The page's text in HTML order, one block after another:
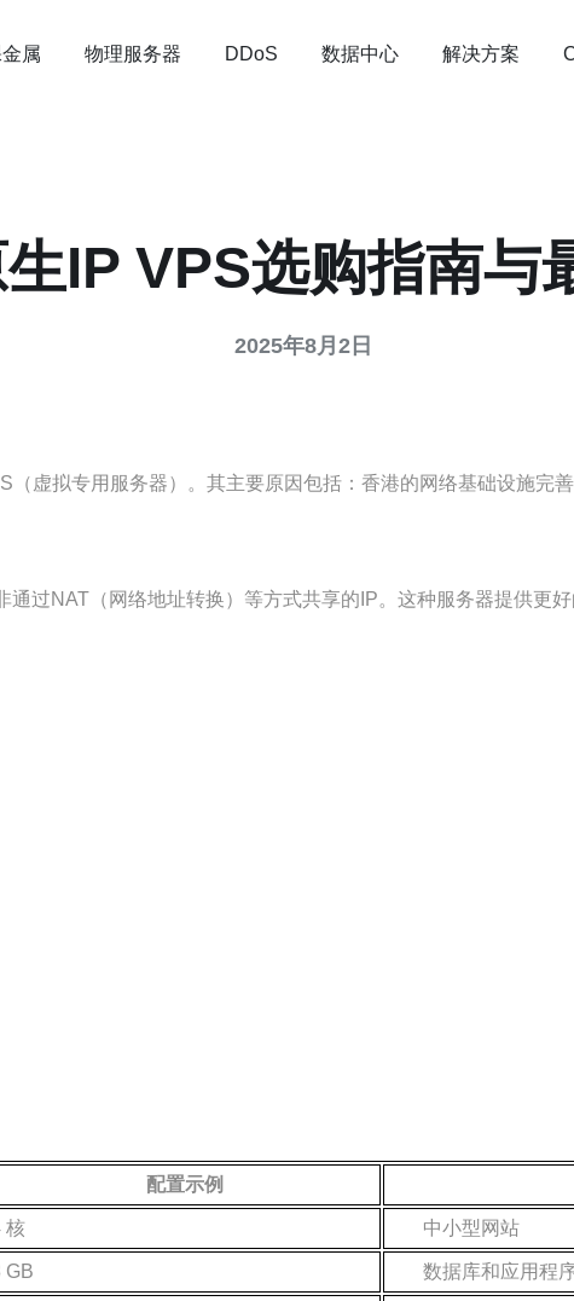
属 物理服务器 DDoS 数据中心 解决方案
IP VPS选购指南与
2025年8月2日
虚拟专用服务器）。其主要原因包括：香港的网络基础设施完
过NAT（网络地址转换）等方式共享的IP。这种服务器提供更
配置示例
核 中小型网站
GB 数据库和应用程